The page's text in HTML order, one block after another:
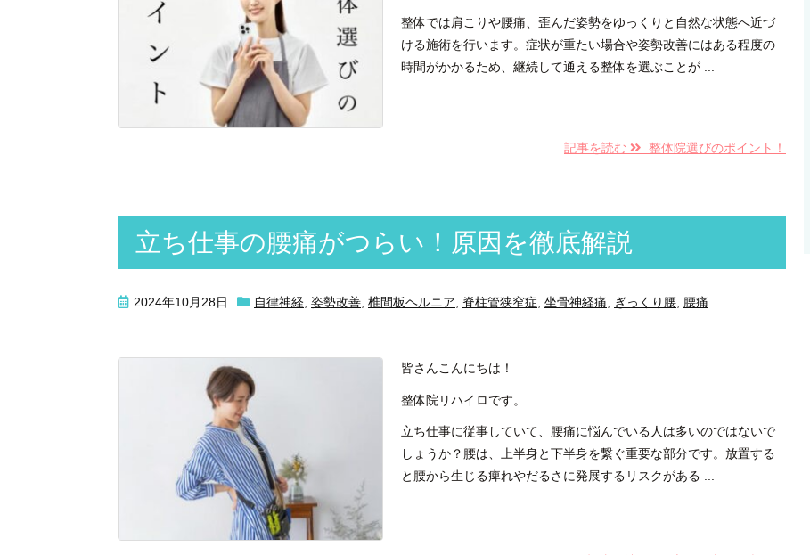
整体では肩こりや腰痛、歪んだ姿勢をゆっくりと自然な状態へ近づ
ける施術を行います。症状が重たい場合や姿勢改善にはある程度の
時間がかかるため、継続して通える整体を選ぶことが ...
記事を読む 整体院選びのポイント！
立ち仕事の腰痛がつらい！原因を徹底解説
2024年10月28日 自律神経, 姿勢改善, 椎間板ヘルニア, 脊柱管狭窄症, 坐骨神経痛, ぎっくり腰, 腰痛
皆さんこんにちは！
整体院リハイロです。
立ち仕事に従事していて、腰痛に悩んでいる人は多いのではないで
しょうか？腰は、上半身と下半身を繋ぐ重要な部分です。放置する
と腰から生じる痺れやだるさに発展するリスクがある ...